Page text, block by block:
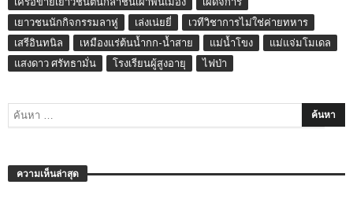
เยาวชนนักกิจกรรมลาหู่
เล่งเน่ยยี่
เวทีวิชาการไม่ใช่ค่ายทหาร
เสรีอินทนิล
เหมืองแร่ต้นน้ำกก-น้ำสาย แม่น้ำโขง
แม่แจ่มโมเดล
แสงดาว ศรัทธามั่น
โรงเรียนผู้สูงอายุ ไฟป่า
ความเห็นล่าสุด